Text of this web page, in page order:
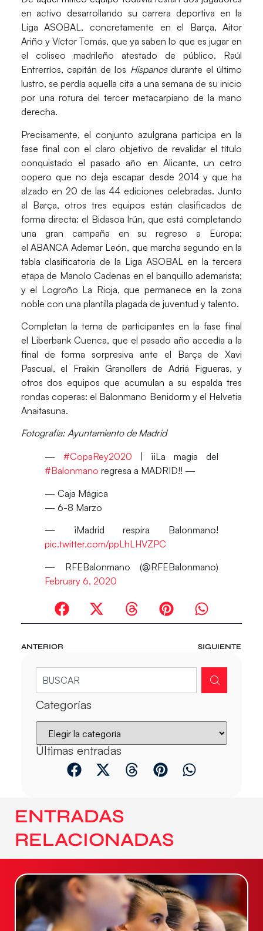
en activo desarrollando su carrera deportiva en la
Liga ASOBAL, concretamente en el Barça,Aitor
Ariño yVíctor Tomás, que ya saben lo que es jugar en
el coliseo madrileño atestado de público. Raúl
Entrerríos, capitán de los Hispanosdurante el último
lustro, se perdía aquella cita a una semana de su inicio
por una rotura del tercer metacarpiano de la mano
derecha.
Precisamente, el conjunto azulgrana participa en la
fase final con el claro objetivo de revalidar el título
conquistado el pasado año en Alicante, un cetro
copero que no deja escapar desde 2014 y que ha
alzado en 20 de las 44 ediciones celebradas. Junto
al Barça, otros tres equipos están clasificados de
forma directa: el Bidasoa Irún, que está completando
una gran campaña en su regreso a Europa;
elABANCA Ademar León, que marcha segundo en la
tabla clasificatoria de la Liga ASOBAL en la tercera
etapa de Manolo Cadenas en el banquillo ademarista;
y el Logroño La Rioja, que permanece en la zona
noble con una plantilla plagada de juventud y talento.
Completan la terna de participantes en la fase final
el Liberbank Cuenca, que el pasado año accedía a la
final de forma sorpresiva ante el Barça de Xavi
Pascual, el Fraikin Granollers de Adriá Figueras, y
otros dos equipos que acumulan a su espalda tres
rondas coperas: el Balonmano Benidorm y el Helvetia
Anaitasuna.
Fotografía: Ayuntamiento de Madrid
— #CopaRey2020 | ¡¡La magia del
#Balonmano regresa a MADRID!! —
— Caja Mágica
— 6-8 Marzo
— ¡Madrid respira Balonmano!
pic.twitter.com/ppLhLHVZPC
— RFEBalonmano (@RFEBalonmano)
February 6, 2020
ANTERIOR SIGUIENTE
Categorías
Últimas entradas
ENTRADAS
RELACIONADAS